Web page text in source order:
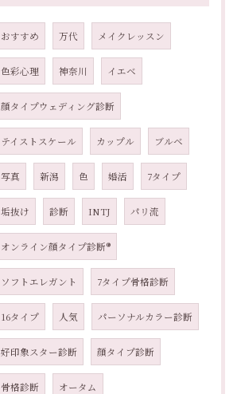
おすすめ 万代 メイクレッスン
色彩心理 神奈川 イエベ
顔タイプウェディング診断
テイストスケール カップル ブルベ
写真 新潟 色 婚活 7タイプ
垢抜け 診断 INTJ パリ流
オンライン顔タイプ診断®︎
ソフトエレガント 7タイプ骨格診断
16タイプ 人気 パーソナルカラー診断
好印象スター診断 顔タイプ診断
骨格診断 オータム